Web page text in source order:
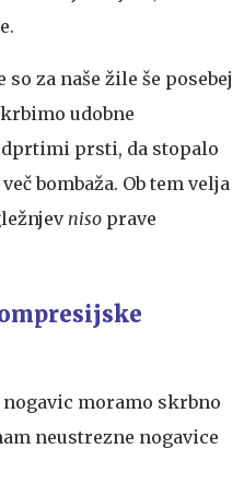
za naše žile še posebej
udobne
prsti, da stopalo
bombaža. Ob tem velja
niso prave
moramo skrbno
neustrezne nogavice